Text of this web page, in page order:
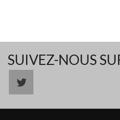
SUIVEZ-NOUS